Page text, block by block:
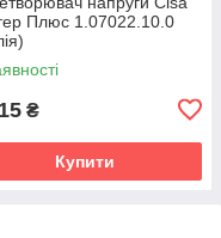
Плюс 1.07022.10.0
₴
Купити